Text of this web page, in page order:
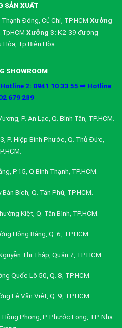
SẢN XUẤT
Đông, Củ Chi, TP.HCM Xưởng
Xưởng 3: K2-39 đường
Tp Biên Hòa
SHOWROOM
2: 0941 10 33 55 ⇒ Hotline
679 289
P. An Lạc, Q. Bình Tân, TP.HCM.
P. Hiệp Bình Phước, Q. Thủ Đức,
P.15, Q.Bình Thạnh, TP.HCM.
Bán Bích, Q. Tân Phú, TP.HCM.
Kiệt, Q. Tân Bình, TP.HCM.
Hồng Bàng, Q. 6, TP.HCM.
Thị Thập, Quận 7, TP.HCM.
Quốc Lộ 50, Q. 8, TP.HCM.
Lê Văn Việt, Q. 9, TP.HCM.
Phong, P. Phước Long, TP. Nha